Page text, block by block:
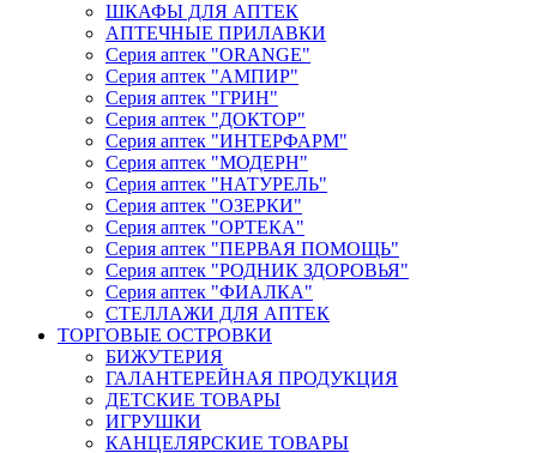
ШКАФЫ ДЛЯ АПТЕК
АПТЕЧНЫЕ ПРИЛАВКИ
Серия аптек "ORANGE"
Серия аптек "АМПИР"
Серия аптек "ГРИН"
Серия аптек "ДОКТОР"
Серия аптек "ИНТЕРФАРМ"
Серия аптек "МОДЕРН"
Серия аптек "НАТУРЕЛЬ"
Серия аптек "ОЗЕРКИ"
Серия аптек "ОРТЕКА"
Серия аптек "ПЕРВАЯ ПОМОЩЬ"
Серия аптек "РОДНИК ЗДОРОВЬЯ"
Серия аптек "ФИАЛКА"
СТЕЛЛАЖИ ДЛЯ АПТЕК
ТОРГОВЫЕ ОСТРОВКИ
БИЖУТЕРИЯ
ГАЛАНТЕРЕЙНАЯ ПРОДУКЦИЯ
ДЕТСКИЕ ТОВАРЫ
ИГРУШКИ
КАНЦЕЛЯРСКИЕ ТОВАРЫ